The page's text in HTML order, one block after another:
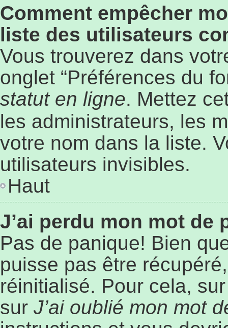
Comment empêcher
liste des utilisateurs
Vous trouverez dans
onglet “Préférences du
statut en ligne. Mettez
les administrateurs, les
votre nom dans la liste.
utilisateurs invisibles.
Haut
J’ai perdu mon mot de
Pas de panique! Bien
puisse pas être
réinitialisé. Pour cela,
sur J’ai oublié mon mot